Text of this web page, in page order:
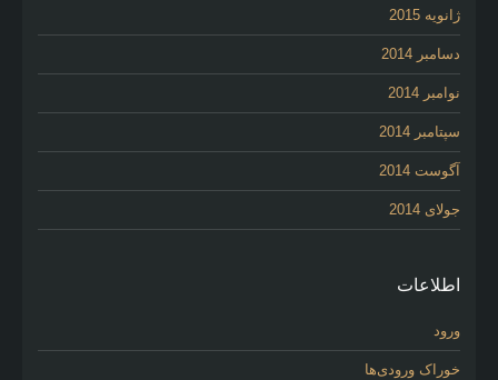
ژانویه 2015
دسامبر 2014
نوامبر 2014
سپتامبر 2014
آگوست 2014
جولای 2014
اطلاعات
ورود
خوراک ورودی‌ها